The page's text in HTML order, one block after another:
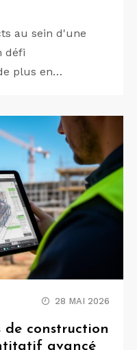
au sein d'une
défi
plus en…
28 MAI 2026
de construction
avancé